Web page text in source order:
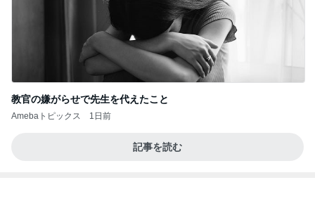
教官の嫌がらせで先生を代えたこと
Amebaトピックス 1日前
記事を読む